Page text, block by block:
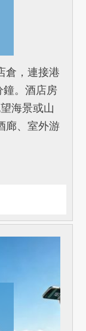
倉，連接港
。酒店房
海景或山
廊、室外游